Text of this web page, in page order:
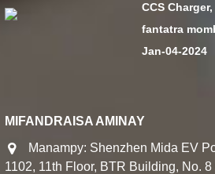
CCS
fantatra
Jan-04-2024
MIFANDRAISA AMINAY
Manampy: Shenzhen Mida EV
1102, 11th Floor, BTR Building, No.